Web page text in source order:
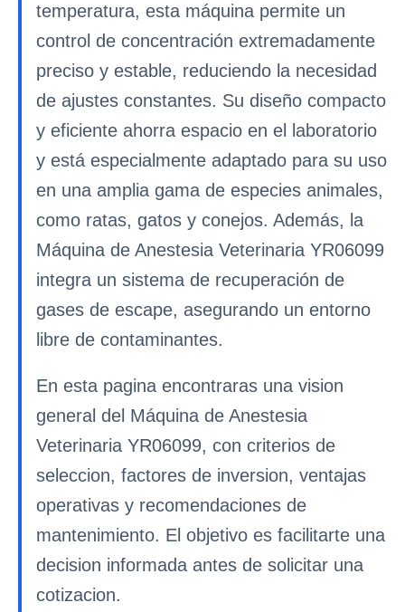
temperatura, esta máquina permite un
control de concentración extremadamente
preciso y estable, reduciendo la necesidad
de ajustes constantes. Su diseño compacto
y eficiente ahorra espacio en el laboratorio
y está especialmente adaptado para su uso
en una amplia gama de especies animales,
como ratas, gatos y conejos. Además, la
Máquina de Anestesia Veterinaria YR06099
integra un sistema de recuperación de
gases de escape, asegurando un entorno
libre de contaminantes.
En esta pagina encontraras una vision
general del Máquina de Anestesia
Veterinaria YR06099, con criterios de
seleccion, factores de inversion, ventajas
operativas y recomendaciones de
mantenimiento. El objetivo es facilitarte una
decision informada antes de solicitar una
cotizacion.